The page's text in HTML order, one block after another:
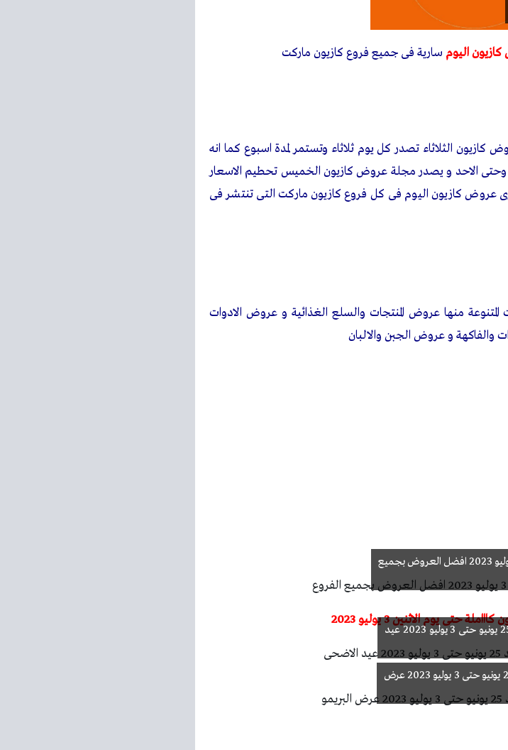
اليوم سارية فى جميع فروع كازيون ماركت
الثلاثاء تصدر كل يوم ثلاثاء وتستمر لمدة اسبوع كما انه
وحتى الاحد و يصدر مجلة عروض كازيون الخميس تحطيم الاسعار
كازيون اليوم فى كل فروع كازيون ماركت التى تنتشر فى
منها عروض المنتجات والسلع الغذائية و عروض الادوات
والفاكهة و عروض الجبن والالبان
عروض كازيون اليوم الاثنين 3 يوليو 2023 افضل العروض بجميع
حتى يوم الاثنين 3 يوليو 2023
عروض كازيون اليوم الاحد 25 يونيو حتى 3 يوليو 2023 عيد
عروض كازيون اليوم الاحد 25 يونيو حتى 3 يوليو 2023 عرض